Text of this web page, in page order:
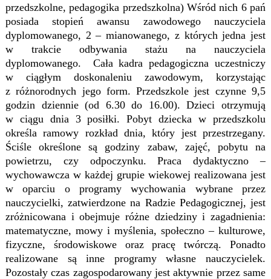
przedszkolne, pedagogika przedszkolna) Wśród nich 6 pań
posiada stopień awansu zawodowego nauczyciela
dyplomowanego, 2 – mianowanego, z których jedna jest
w trakcie odbywania stażu na nauczyciela
dyplomowanego. Cała kadra pedagogiczna uczestniczy
w ciągłym doskonaleniu zawodowym, korzystając
z różnorodnych jego form. Przedszkole jest czynne 9,5
godzin dziennie (od 6.30 do 16.00). Dzieci otrzymują
w ciągu dnia 3 posiłki. Pobyt dziecka w przedszkolu
określa ramowy rozkład dnia, który jest przestrzegany.
Ściśle określone są godziny zabaw, zajęć, pobytu na
powietrzu, czy odpoczynku. Praca dydaktyczno –
wychowawcza w każdej grupie wiekowej realizowana jest
w oparciu o programy wychowania wybrane przez
nauczycielki, zatwierdzone na Radzie Pedagogicznej, jest
zróżnicowana i obejmuje różne dziedziny i zagadnienia:
matematyczne, mowy i myślenia, społeczno – kulturowe,
fizyczne, środowiskowe oraz pracę twórczą. Ponadto
realizowane są inne programy własne nauczycielek.
Pozostały czas zagospodarowany jest aktywnie przez same